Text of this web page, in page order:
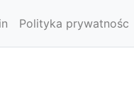
Polityka prywatnośc